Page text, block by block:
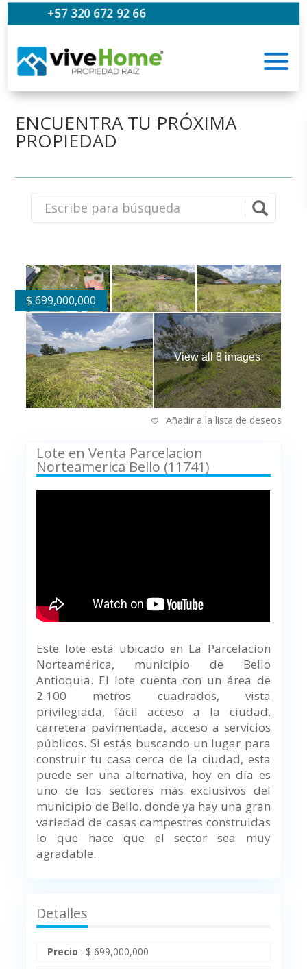
+57 320 672 92 66
ENCUENTRA TU PRÓXIMA
PROPIEDAD
$ 699,000,000
View all 8 images
Añadir a la lista de deseos
Lote en Venta Parcelacion
Norteamerica Bello (11741)
Este lote está ubicado en La Parcelacion
Norteamérica, municipio de Bello
Antioquia. El lote cuenta con un área de
2.100 metros cuadrados, vista
privilegiada, fácil acceso a la ciudad,
carretera pavimentada, acceso a servicios
públicos. Si estás buscando un lugar para
construir tu casa cerca de la ciudad, esta
puede ser una alternativa, hoy en día es
uno de los sectores más exclusivos del
municipio de Bello, donde ya hay una gran
variedad de casas campestres construidas
lo que hace que el sector sea muy
agradable.
Detalles
Precio : $ 699,000,000